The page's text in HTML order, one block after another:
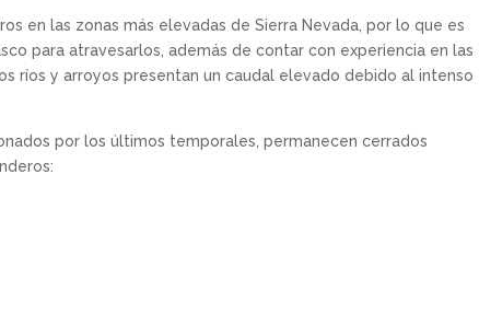
en las zonas más elevadas de Sierra Nevada, por lo que es
para atravesarlos, además de contar con experiencia en las
ríos y arroyos presentan un caudal elevado debido al intenso
por los últimos temporales, permanecen cerrados